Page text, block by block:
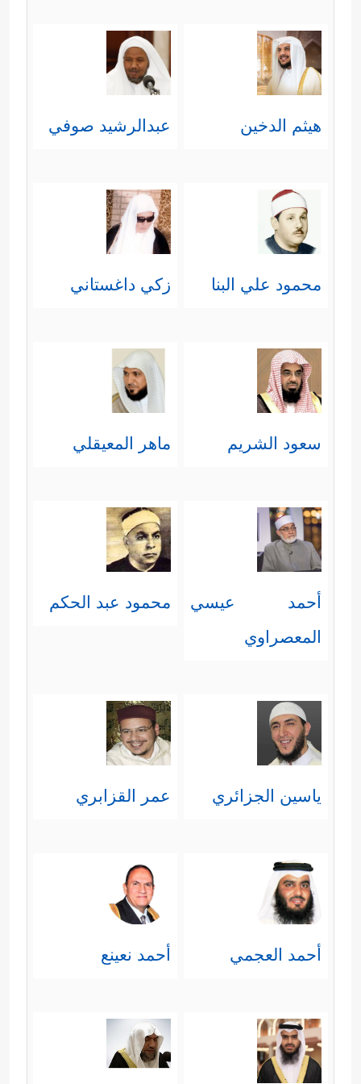
الظالمين بعذابها.
﴿وُجُوهࣱ یَوۡمَىِٕذٍ خَـٰشِعَةٌ﴾
أي: خائفة ذليلة،
وهي وجوه أهل النار.
أهل النار مُقيّدتان بظرفالغاشية
بمعنى أنَّهم يتَعبون وينصبون
الدعوة والكيد بأهلها.
﴿تُسۡقَىٰ مِنۡ عَیۡنٍ ءَانِیَةࣲ﴾أي: من عينٍ
شديدة الحرارة، كما قال فيسورة
[الرحمن: 44]
﴿لَّیۡسَ لَهُمۡ طَعَامٌ إِلَّا مِن ضَرِیعࣲ﴾هو طعامٌ
خبيثٌ من أطعمة أهل النار لا
ينفعهم، ولا يسدُّ شيئًا من جوعهم
﴿وُجُوهࣱ یَوۡمَىِٕذࣲ نَّاعِمَةࣱ﴾
أي: ظهرت عليها
نضرة النعيم، وهذه هي وجوه أهل
﴿لِّسَعۡیِهَا رَاضِیَةࣱ﴾
وهذا من تمام
في حياتها.
﴿لَّا تَسۡمَعُ فِیهَا لَـٰغِیَةࣰ﴾
أي: لا تسمع في
الجَنَّة لغوًا؛ فليس هناك إلَّا ما
﴿وَأَكۡوَابࣱ مَّوۡضُوعَةࣱ﴾
أي: مهيّأة لهم
وفيها ما يشتَهون من شرابهم.
هيثم الدخين عبدالرشيد صوفي
محمود علي البنا زكي داغستاني
سعود الشريم ماهر المعيقلي
أحمد عيسي
المعصراوي
محمود عبد الحكم
ياسين الجزائري عمر القزابري
أحمد العجمي أحمد نعينع